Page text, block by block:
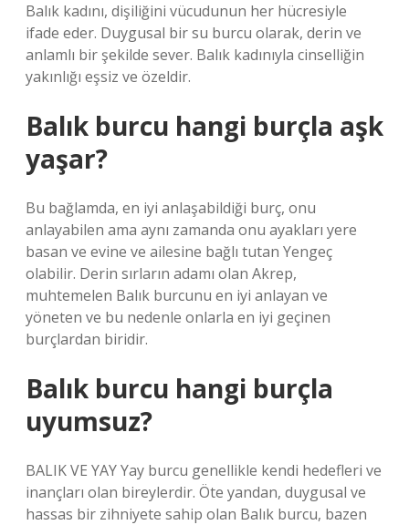
Balık kadını, dişiliğini vücudunun her hücresiyle
ifade eder. Duygusal bir su burcu olarak, derin ve
anlamlı bir şekilde sever. Balık kadınıyla cinselliğin
yakınlığı eşsiz ve özeldir.
Balık burcu hangi burçla aşk
yaşar?
Bu bağlamda, en iyi anlaşabildiği burç, onu
anlayabilen ama aynı zamanda onu ayakları yere
basan ve evine ve ailesine bağlı tutan Yengeç
olabilir. Derin sırların adamı olan Akrep,
muhtemelen Balık burcunu en iyi anlayan ve
yöneten ve bu nedenle onlarla en iyi geçinen
burçlardan biridir.
Balık burcu hangi burçla
uyumsuz?
BALIK VE YAY Yay burcu genellikle kendi hedefleri ve
inançları olan bireylerdir. Öte yandan, duygusal ve
hassas bir zihniyete sahip olan Balık burcu, bazen